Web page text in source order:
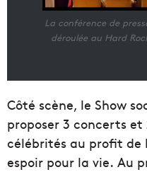
La conférence de
déroulée au Hard
Côté scène, le Show
proposer 3 concerts
célébrités au profit de
espoir pour la vie. Au